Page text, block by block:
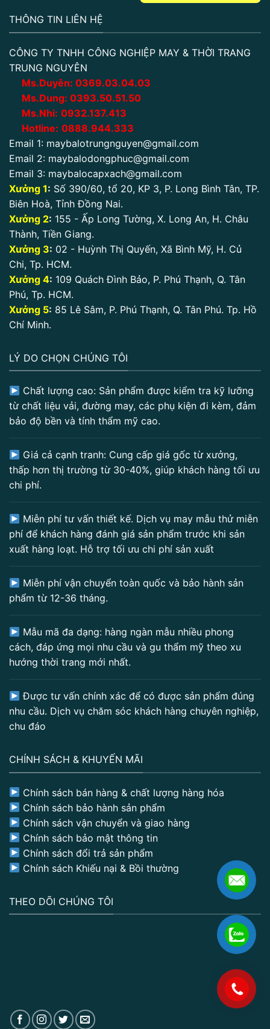
THÔNG TIN LIÊN HỆ
CÔNG TY TNHH CÔNG NGHIỆP MAY & THỜI TRANG
TRUNG NGUYÊN
Ms.Duyên: 0369.03.04.03
Ms.Dung: 0393.50.51.50
Ms.Nhi: 0932.137.413
Hotline: 0888.944.333
Email 1: maybalotrungnguyen@gmail.com
Email 2: maybalodongphuc@gmail.com
Email 3: maybalocapxach@gmail.com
Xưởng 1: Số 390/60, tổ 20, KP 3, P. Long Bình Tân, TP.
Biên Hoà, Tỉnh Đồng Nai.
Xưởng 2: 155 - Ấp Long Tường, X. Long An, H. Châu
Thành, Tiền Giang.
Xưởng 3: 02 - Huỳnh Thị Quyến, Xã Bình Mỹ, H. Củ
Chi, Tp. HCM.
Xưởng 4: 109 Quách Đình Bảo, P. Phú Thạnh, Q. Tân
Phú, Tp. HCM.
Xưởng 5: 85 Lê Sâm, P. Phú Thạnh, Q. Tân Phú. Tp. Hồ
Chí Minh.
LÝ DO CHỌN CHÚNG TÔI
Chất lượng cao: Sản phẩm được kiểm tra kỹ lưỡng
từ chất liệu vải, đường may, các phụ kiện đi kèm, đảm
bảo độ bền và tính thẩm mỹ cao.
Giá cả cạnh tranh: Cung cấp giá gốc từ xưởng,
thấp hơn thị trường từ 30-40%, giúp khách hàng tối ưu
chi phí.
Miễn phí tư vấn thiết kế. Dịch vụ may mẫu thử miễn
phí để khách hàng đánh giá sản phẩm trước khi sản
xuất hàng loạt. Hỗ trợ tối ưu chi phí sản xuất
Miễn phí vận chuyển toàn quốc và bảo hành sản
phẩm từ 12-36 tháng.
Mẫu mã đa dạng: hàng ngàn mẫu nhiều phong
cách, đáp ứng mọi nhu cầu và gu thẩm mỹ theo xu
hướng thời trang mới nhất.
Được tư vấn chính xác để có được sản phẩm đúng
nhu cầu. Dịch vụ chăm sóc khách hàng chuyên nghiệp,
chu đáo
CHÍNH SÁCH & KHUYẾN MÃI
Chính sách bán hàng & chất lượng hàng hóa
Chính sách bảo hành sản phẩm
Chính sách vận chuyển và giao hàng
Chính sách bảo mật thông tin
Chính sách đổi trả sản phẩm
Chính sách Khiếu nại & Bồi thường
THEO DÕI CHÚNG TÔI
.